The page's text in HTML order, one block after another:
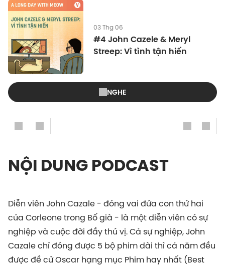
03 Thg 06
#4 John Cazele & Meryl
Streep: Vì tình tận hiến
NGHE
NỘI DUNG PODCAST
Diễn viên John Cazale - đóng vai đứa con thứ hai
của Corleone trong Bố già - là một diễn viên có sự
nghiệp và cuộc đời đầy thú vị. Cả sự nghiệp, John
Cazale chỉ đóng được 5 bộ phim dài thì cả năm đều
được đề cử Oscar hạng mục Phim hay nhất (Best